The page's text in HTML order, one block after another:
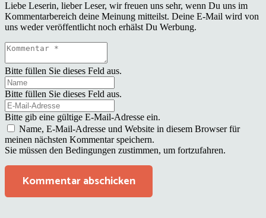
Liebe Leserin, lieber Leser, wir freuen uns sehr, wenn Du uns im
Kommentarbereich deine Meinung mitteilst. Deine E-Mail wird von
uns weder veröffentlicht noch erhälst Du Werbung.
Bitte füllen Sie dieses Feld aus.
Bitte füllen Sie dieses Feld aus.
Bitte gib eine gültige E-Mail-Adresse ein.
Name, E-Mail-Adresse und Website in diesem Browser für
meinen nächsten Kommentar speichern.
Sie müssen den Bedingungen zustimmen, um fortzufahren.
Kommentar abschicken